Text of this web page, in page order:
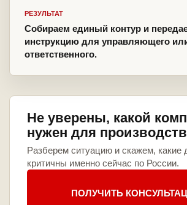
РЕЗУЛЬТАТ
Собираем единый контур и
инструкцию для управляющего
ответственного.
Не уверены, какой
нужен для
Разберем ситуацию и скажем, какие
критичны именно сейчас по России.
ПОЛУЧИТЬ